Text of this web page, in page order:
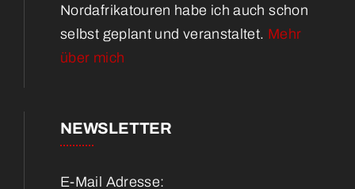
Nordafrikatouren habe ich auch schon
selbst geplant und veranstaltet. Mehr
über mich
NEWSLETTER
E-Mail Adresse: